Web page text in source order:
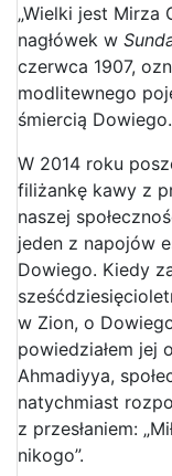
„Wielki jest Mirza
nagłówek w
czerwca 1907,
modlitewnego
śmiercią Dowiego.
W 2014 roku
filiżankę kawy z
naszej
jeden z napojów
Dowiego. Kiedy
w Zion, o
powiedziałem jej
Ahmadiyya,
natychmiast
z przesłaniem:
nikogo”.